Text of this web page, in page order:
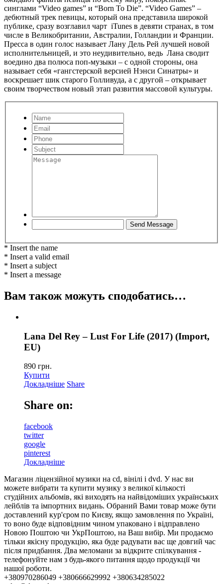
синглами “Video games” и “Born To Die”. “Video Games” –
дебютный трек певицы, который она представила широкой
публике, сразу возглавил чарт iTunes в девяти странах, в том
числе в Великобритании, Австралии, Голландии и Франции.
Пресса в один голос называет Лану Дель Рей лучшей новой
исполнительницей, и это неудивительно, ведь Лана сводит
воедино два полюса поп-музыки – с одной стороны, она
называет себя «гангстерской версией Нэнси Синатры» и
воскрешает шик старого Голливуда, а с другой – открывает
своим творчеством новый этап развития массовой культуры.
* Insert the name
* Insert a valid email
* Insert a subject
* Insert a message
Вам також можуть сподобатись…
Lana Del Rey – Lust For Life (2017) (Import,
EU)
890 грн.
Купити
Докладніше Share
Share on:
facebook
twitter
google
pinterest
Докладніше
Магазин ліцензійної музики на cd, вінілі і dvd. У нас ви
можете вибрати та купити музику з великої кількості
студійних альбомів, які виходять на найвідоміших українських
лейблів та імпортних видань. Обраний Вами товар може бути
доставлений кур'єром по Києву, якщо замовлення по Україні,
то воно буде відповідним чином упаковано і відправлено
Новою Поштою чи УкрПоштою, на Ваш вибір. Ми продаємо
тільки якісну продукцію, яка буде радувати вас ще довгий час
після придбання. Два меломани за відкрите спілкування -
телефонуйте нам з будь-якого питання щодо продукції чи
нашої роботи.
+380970286049 +380666629992 +380634285022